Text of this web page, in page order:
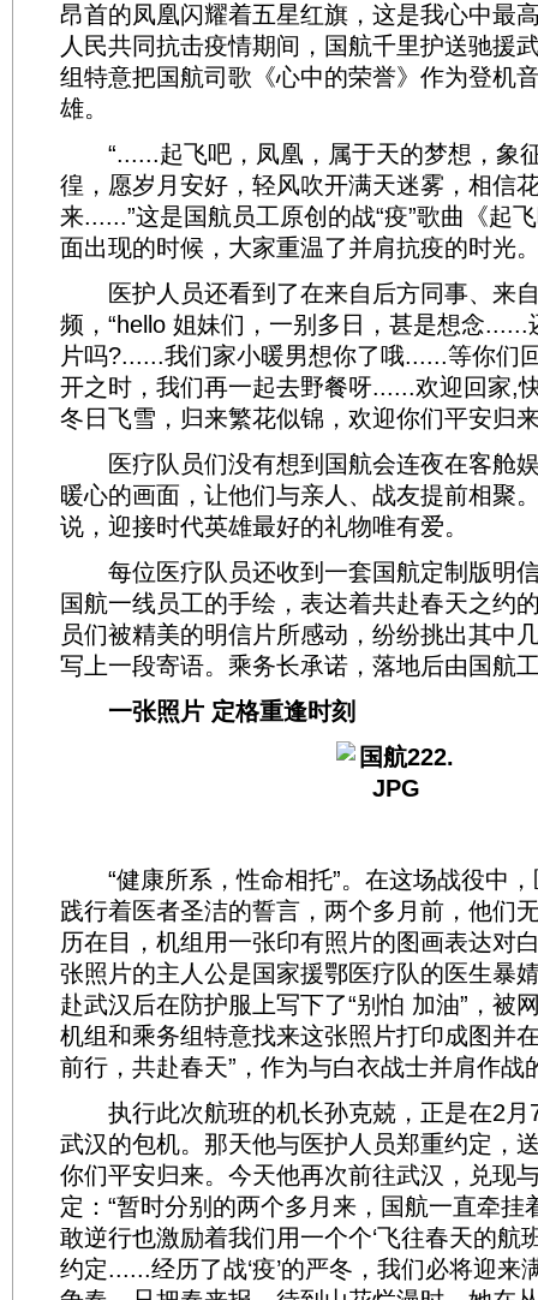
昂首的凤凰闪耀着五星红旗，这是我心中最
人民共同抗击疫情期间，国航千里护送驰援
组特意把国航司歌《心中的荣誉》作为登机
雄。
“......起飞吧，凤凰，属于天的梦想，象
徨，愿岁月安好，轻风吹开满天迷雾，相信
来......”这是国航员工原创的战“疫”歌曲《起
面出现的时候，大家重温了并肩抗疫的时光
医护人员还看到了在来自后方同事、来
频，“hello 姐妹们，一别多日，甚是想念
片吗?......我们家小暖男想你了哦......等你们
开之时，我们再一起去野餐呀......欢迎回家,
冬日飞雪，归来繁花似锦，欢迎你们平安归
医疗队员们没有想到国航会连夜在客舱
暖心的画面，让他们与亲人、战友提前相聚
说，迎接时代英雄最好的礼物唯有爱。
每位医疗队员还收到一套国航定制版明
国航一线员工的手绘，表达着共赴春天之约
员们被精美的明信片所感动，纷纷挑出其中
写上一段寄语。乘务长承诺，落地后由国航
一张照片 定格重逢时刻
“健康所系，性命相托”。在这场战役中，
践行着医者圣洁的誓言，两个多月前，他们
历在目，机组用一张印有照片的图画表达对
张照片的主人公是国家援鄂医疗队的医生暴
赴武汉后在防护服上写下了“别怕 加油”，被
机组和乘务组特意找来这张照片打印成图并
前行，共赴春天”，作为与白衣战士并肩作战
执行此次航班的机长孙克兢，正是在2月
武汉的包机。那天他与医护人员郑重约定，
你们平安归来。今天他再次前往武汉，兑现
定：“暂时分别的两个多月来，国航一直牵挂
敢逆行也激励着我们用一个个‘飞往春天的航
约定......经历了战‘疫’的严冬，我们必将迎来